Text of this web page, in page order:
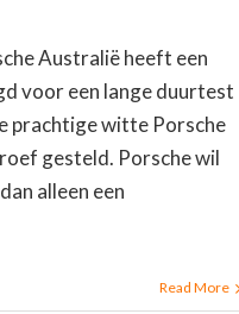
Australië heeft een
voor een lange duurtest
prachtige witte Porsche
gesteld. Porsche wil
alleen een
Read More